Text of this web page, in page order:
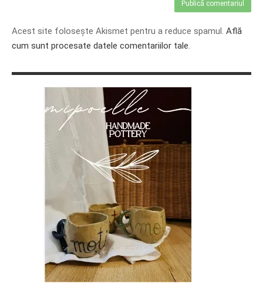
Acest site folosește Akismet pentru a reduce spamul. Află
cum sunt procesate datele comentariilor tale.